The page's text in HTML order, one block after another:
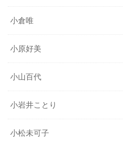
小倉唯
小原好美
小山百代
小岩井ことり
小松未可子